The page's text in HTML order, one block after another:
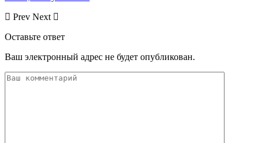
Prev Next
Оставьте ответ
Ваш электронный адрес не будет опубликован.